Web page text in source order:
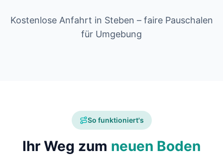
Kostenlose Anfahrt in Steben – faire Pauschalen
für Umgebung
So funktioniert's
Ihr Weg zum neuen Boden